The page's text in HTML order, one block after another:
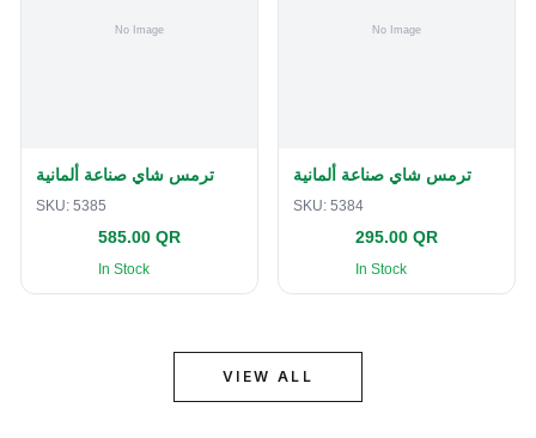
ترمس شاي صناعة ألمانية
SKU: 5385
585.00 QR
In Stock
ترمس شاي صناعة ألمانية
SKU: 5384
295.00 QR
In Stock
VIEW ALL